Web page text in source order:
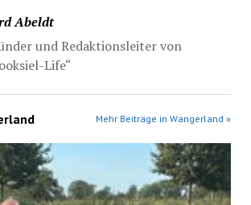
Abeldt
und Redaktionsleiter von
Life“
Mehr Beiträge in Wangerland »